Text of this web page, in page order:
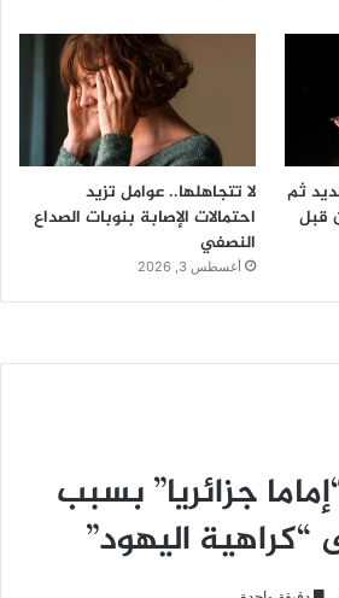
ثم
قبل
لا تتجاهلها.. عوامل تزيد
احتمالات الإصابة بنوبات الصداع
النصفي
أغسطس 3, 2026